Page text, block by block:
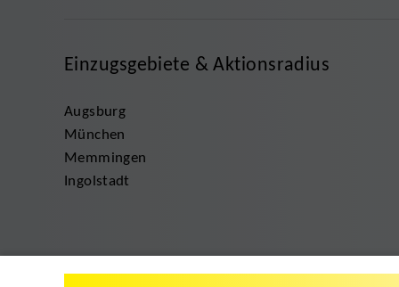
Einzugsgebiete & Aktionsradius
Augsburg
München
Memmingen
Ingolstadt